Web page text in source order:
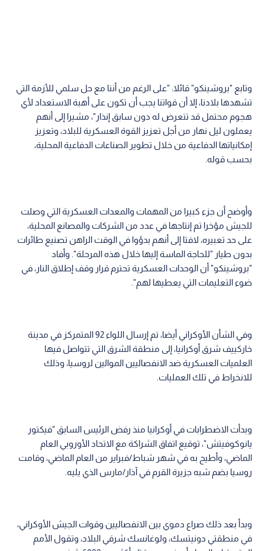
وتابع "بروشينكو" قائلا: "على الرغم من أننا مع حل سلمي للأزمة التي
تشهدها بلادنا، إلا أن قواتنا يجب أن تكون على أهبة الاستعداد لأي
هجوم محتمل قد تتعرض له دون سابق إنذار"، مشيرا إلى أنهم
يعملون ليل نهار من أجل تعزيز القوة العسكرية للبلاد، وتعزيز
إمكانياتها الدفاعية من خلال تطوير الصناعات الدفاعية المحلية،
بحسب قوله.
وأوضح أن جزء كبيرا من المهمات والمعدات العسكرية التي وصلت
للجيش مؤخرا تم إنتاجها في عدد من الشركات والمصانع المحلية،
على حد تعبيره، لافتا إلى أنهم بدؤوا في الوقت الراهن تصنيع طائرات
بدون طيار "للحاجة الماسة إليها خلال هذه المرحلة". وأفاد
"بروشينكو" أن الوحدات العسكرية تحترم قرار وقف إطلاق النار، في
ضوء التعليمات التي يعطيها لهم".
وفي الشأن الأوكراني أيضا، تم إرسال اللواء 92 المتمركز في مدينة
خاركييف شرق أوكرانيا، إلى منطقة الشرق التي تتواصل فيها
العلميات العسكرية ضد الانفصاليين الموالين لروسيا، وذلك
للانخراط في تلك العمليات.
وبدأت الاضطرابات في أوكرانيا منذ رفض الرئيس السابق "فيكتور
يانوكوفيتش"، توقيع اتفاق الشراكة مع الاتحاد الأوروبي العام
الماضي، وأطيح به في شهر شباط/فبراير من العام الماضي، وقامت
روسيا بضم شبه جزيرة القرم في آذار/مارس الذي يليه.
وبدأ بعد ذلك صراع دموي بين الانفصاليين وقوات الجيش الأوكراني،
في منطقتي دونيتسك، ولوغانسك شرقي البلاد، وتقول الأمم